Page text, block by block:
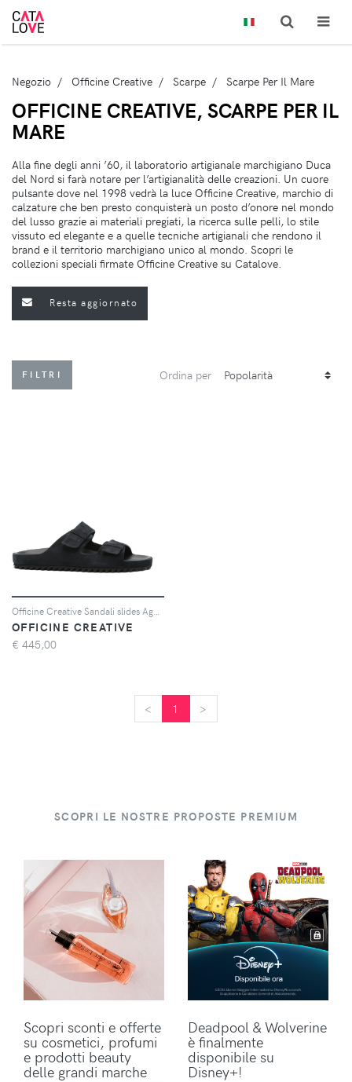
Negozio Officine Creative Scarpe Scarpe Per Il Mare
OFFICINE CREATIVE, SCARPE PER IL
MARE
Alla fine degli anni ’60, il laboratorio artigianale marchigiano Duca
del Nord si farà notare per l’artigianalità delle creazioni. Un cuore
pulsante dove nel 1998 vedrà la luce Officine Creative, marchio di
calzature che ben presto conquisterà un posto d’onore nel mondo
del lusso grazie ai materiali pregiati, la ricerca sulle pelli, lo stile
vissuto ed elegante e a quelle tecniche artigianali che rendono il
brand e il territorio marchigiano unico al mondo. Scopri le
collezioni speciali firmate Officine Creative su Catalove.
Resta aggiornato
FILTRI Ordina per
OFFICINE CREATIVE
€ 445,00
< 1 >
SCOPRI LE NOSTRE PROPOSTE PREMIUM
Scopri sconti e offerte
su cosmetici, profumi
e prodotti beauty
delle grandi marche
Deadpool & Wolverine
è finalmente
disponibile su
Disney+!